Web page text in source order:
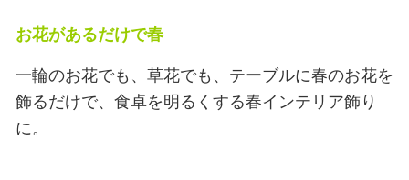
お花があるだけで春
一輪のお花でも、草花でも、テーブルに春のお花を
飾るだけで、食卓を明るくする春インテリア飾り
に。